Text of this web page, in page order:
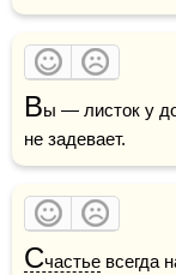
Вы — листок у
не задевает.
Счастье всегда